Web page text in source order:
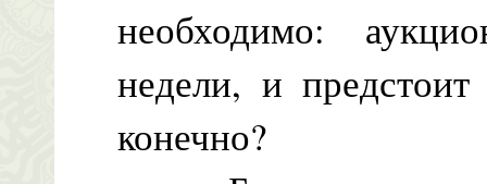
необходимо:
недели, и
конечно?